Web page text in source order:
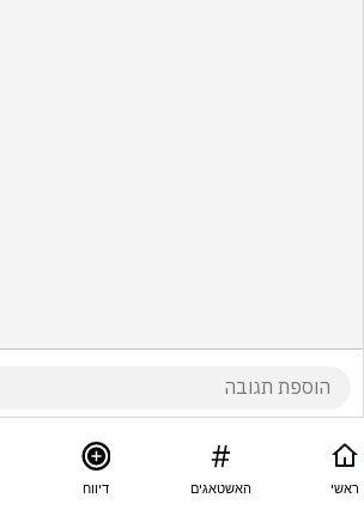
ראשי האשטאגים דיווח